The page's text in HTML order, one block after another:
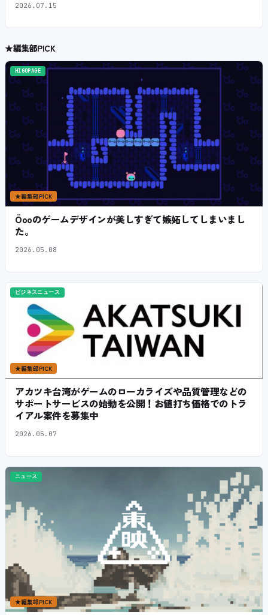
2026.07.15
★編集部PICK
HIGOPAGE
★編集部PICK
Öooのゲームデザインが美しすぎて嫉妬してしまいまし
た。
2026.05.08
ビジネスニュース
★編集部PICK
アカツキ台湾がゲームのローカライズや品質管理などの
サポートサービスの始動を公開！お値打ち価格でのトラ
イアル案件を募集中
2026.05.07
ニュース
★編集部PICK